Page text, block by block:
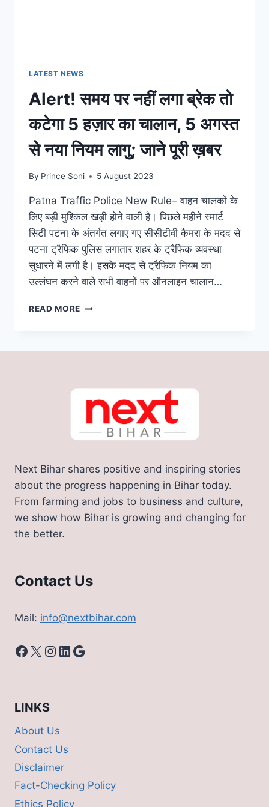
LATEST NEWS
Alert! समय पर नहीं लगा ब्रेक तो
कटेगा 5 हज़ार का चालान, 5 अगस्त
से नया नियम लागु; जाने पूरी ख़बर
By Prince Soni 5 August 2023
Patna Traffic Police New Rule– वाहन चालकों के
लिए बड़ी मुश्किल खड़ी होने वाली है। पिछले महीने स्मार्ट
सिटी पटना के अंतर्गत लगाए गए सीसीटीवी कैमरा के मदद से
पटना ट्रैफिक पुलिस लगातार शहर के ट्रैफिक व्यवस्था
सुधारने में लगी है। इसके मदद से ट्रैफिक नियम का
उल्लंघन करने वाले सभी वाहनों पर ऑनलाइन चालान…
READ MORE ALERT!
का
अगस्त
से
नियम
लागु;
Next Bihar shares positive and inspiring stories
about the progress happening in Bihar today.
From farming and jobs to business and culture,
we show how Bihar is growing and changing for
the better.
Contact Us
Mail: info@nextbihar.com
Facebook
X Instagram
LinkedIn
Google
LINKS
About Us
Contact Us
Disclaimer
Fact-Checking Policy
Ethics Policy